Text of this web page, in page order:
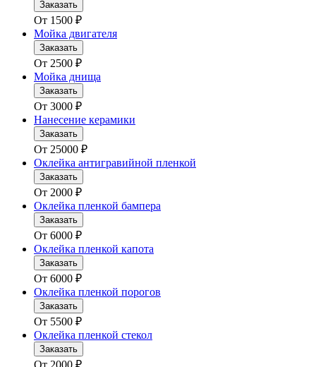
Заказать
От 1500 ₽
Мойка двигателя
Заказать
От 2500 ₽
Мойка днища
Заказать
От 3000 ₽
Нанесение керамики
Заказать
От 25000 ₽
Оклейка антигравийной пленкой
Заказать
От 2000 ₽
Оклейка пленкой бампера
Заказать
От 6000 ₽
Оклейка пленкой капота
Заказать
От 6000 ₽
Оклейка пленкой порогов
Заказать
От 5500 ₽
Оклейка пленкой стекол
Заказать